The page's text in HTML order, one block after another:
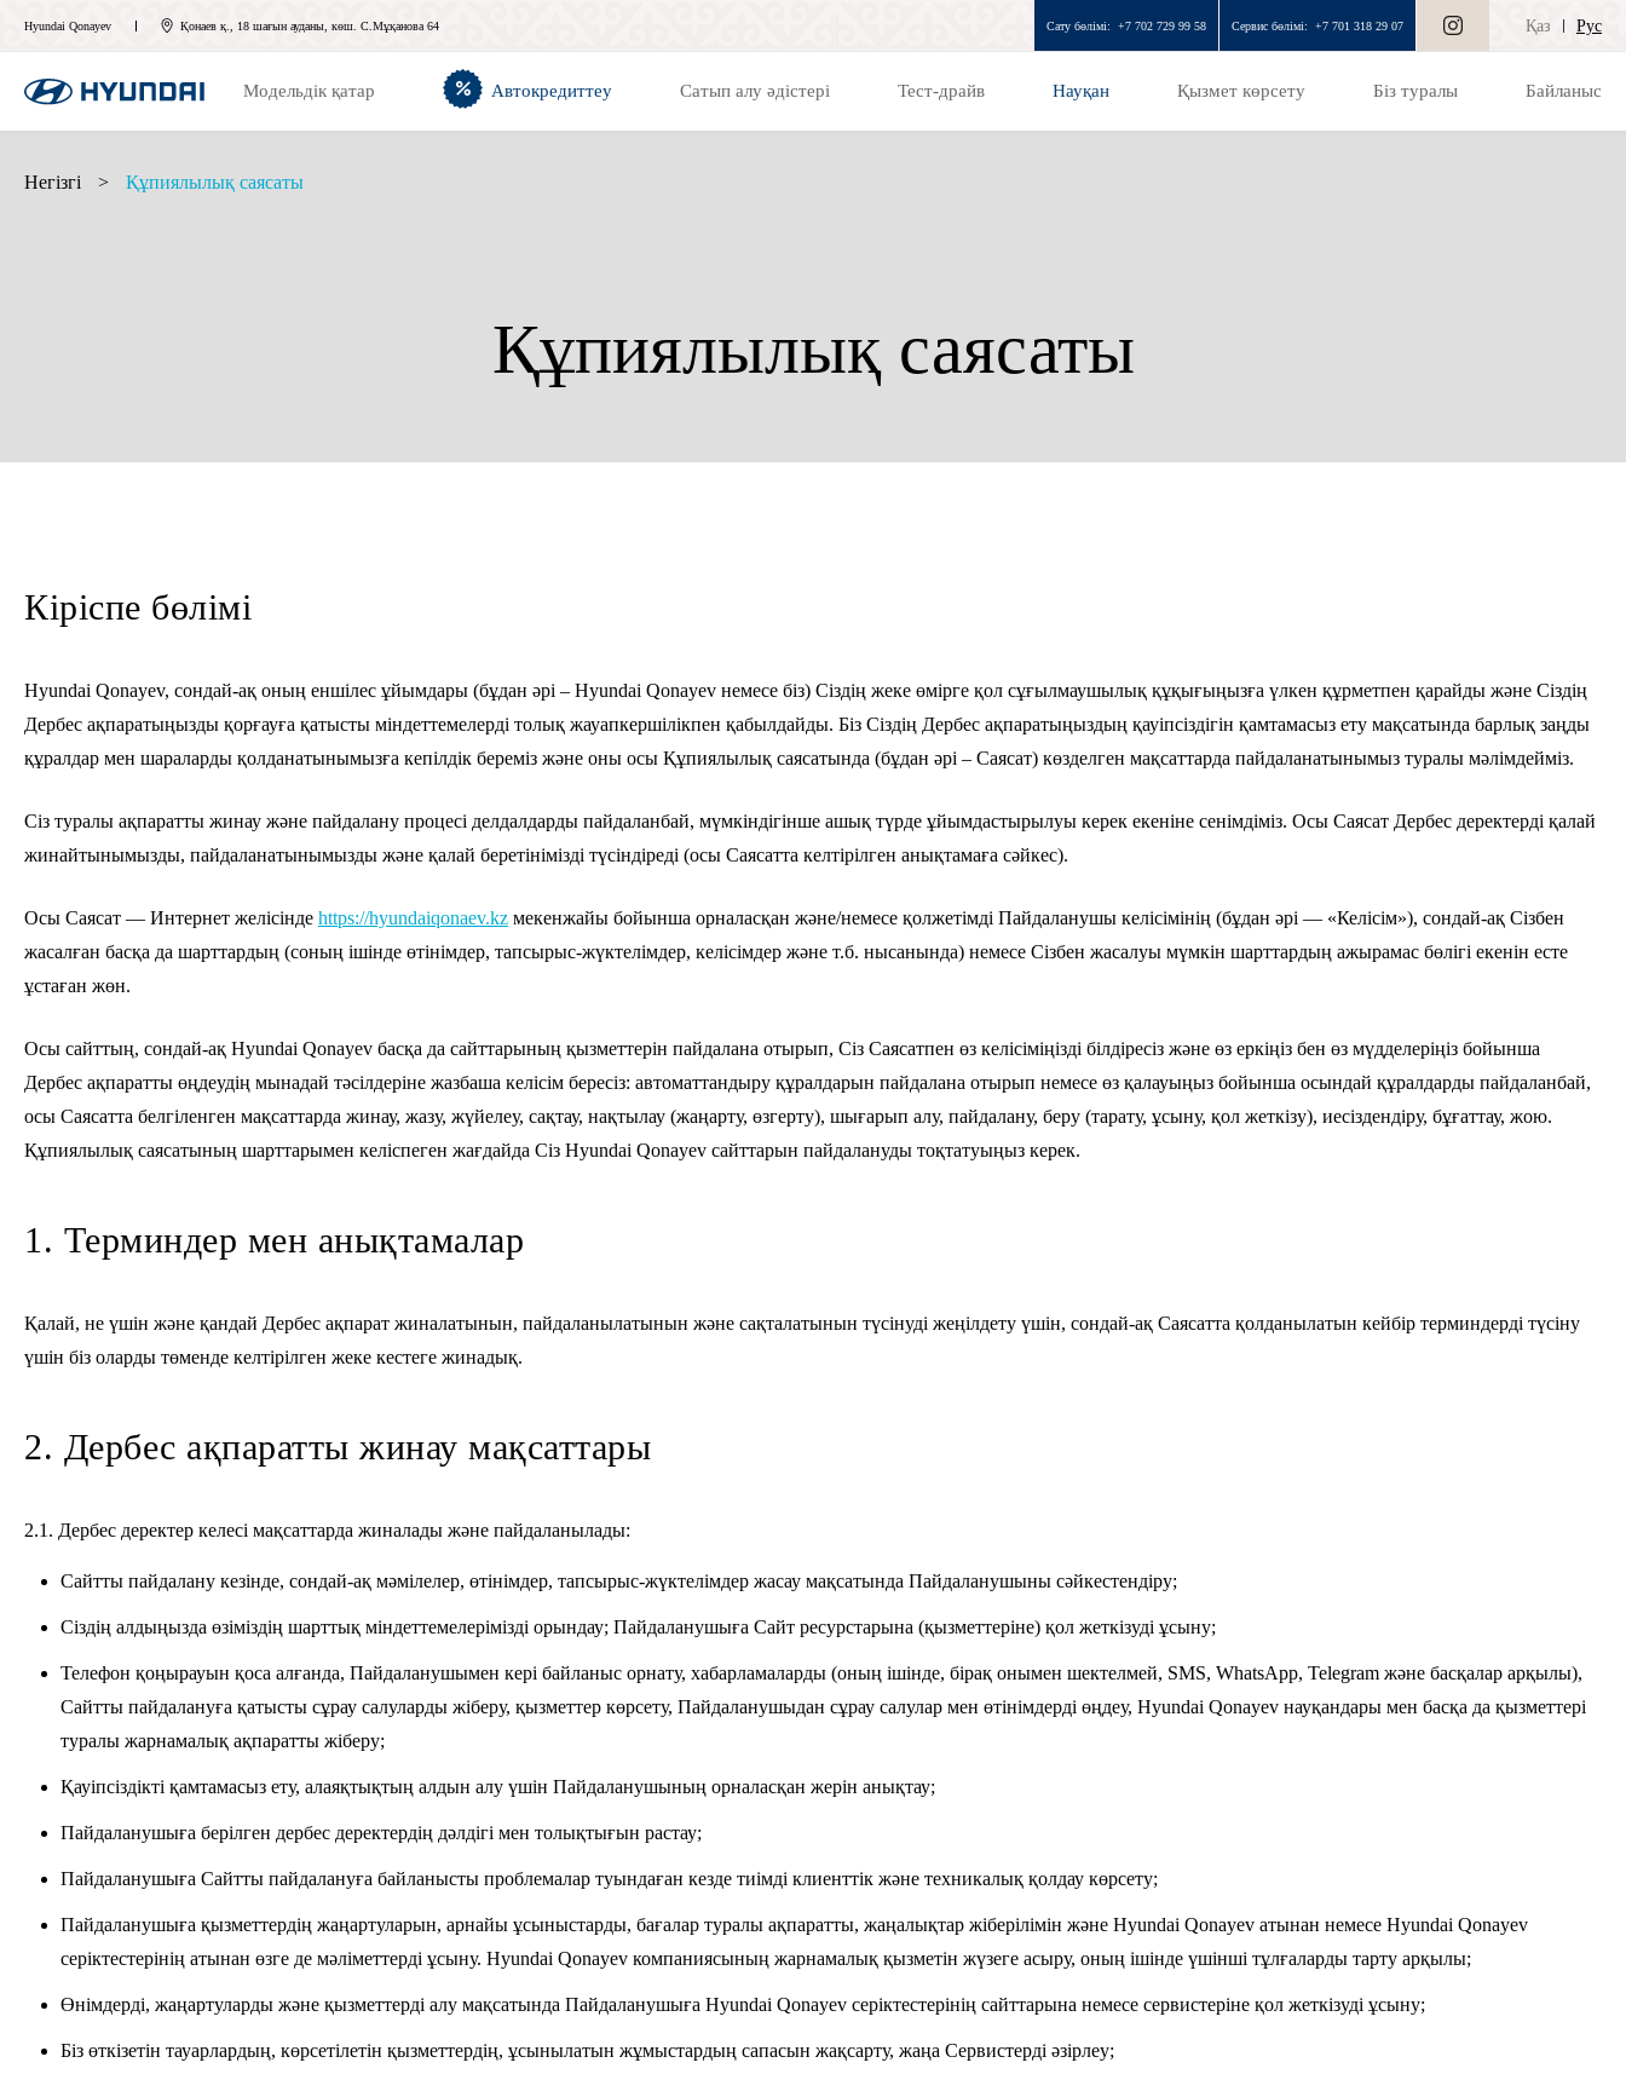
Hyundai Qonayev Қонаев қ., 18 шағын ауданы, көш. С.Мұқанова 64 Сату бөлімі: +7 702 729 99 58 Сервис бөлімі: +7 701 318 29 07 Қаз Рус
Модельдік қатар Автокредиттеу Сатып алу әдістері Тест-драйв Науқан Қызмет көрсету Біз туралы Байланыс
Негізгі > Құпиялылық саясаты
Құпиялылық саясаты
Кіріспе бөлімі
Hyundai Qonayev, сондай-ақ оның еншілес ұйымдары (бұдан әрі – Hyundai Qonayev немесе біз) Сіздің жеке өмірге қол сұғылмаушылық құқығыңызға үлкен құрметпен қарайды және Сіздің
Дербес ақпаратыңызды қорғауға қатысты міндеттемелерді толық жауапкершілікпен қабылдайды. Біз Сіздің Дербес ақпаратыңыздың қауіпсіздігін қамтамасыз ету мақсатында барлық заңды
құралдар мен шараларды қолданатынымызға кепілдік береміз және оны осы Құпиялылық саясатында (бұдан әрі – Саясат) көзделген мақсаттарда пайдаланатынымыз туралы мәлімдейміз.
Сіз туралы ақпаратты жинау және пайдалану процесі делдалдарды пайдаланбай, мүмкіндігінше ашық түрде ұйымдастырылуы керек екеніне сенімдіміз. Осы Саясат Дербес деректерді қалай
жинайтынымызды, пайдаланатынымызды және қалай беретінімізді түсіндіреді (осы Саясатта келтірілген анықтамаға сәйкес).
Осы Саясат — Интернет желісінде https://hyundaiqonaev.kz мекенжайы бойынша орналасқан және/немесе қолжетімді Пайдаланушы келісімінің (бұдан әрі — «Келісім»), сондай-ақ Сізбен
жасалған басқа да шарттардың (соның ішінде өтінімдер, тапсырыс-жүктелімдер, келісімдер және т.б. нысанында) немесе Сізбен жасалуы мүмкін шарттардың ажырамас бөлігі екенін есте
ұстаған жөн.
Осы сайттың, сондай-ақ Hyundai Qonayev басқа да сайттарының қызметтерін пайдалана отырып, Сіз Саясатпен өз келісіміңізді білдіресіз және өз еркіңіз бен өз мүдделеріңіз бойынша
Дербес ақпаратты өңдеудің мынадай тәсілдеріне жазбаша келісім бересіз: автоматтандыру құралдарын пайдалана отырып немесе өз қалауыңыз бойынша осындай құралдарды пайдаланбай,
осы Саясатта белгіленген мақсаттарда жинау, жазу, жүйелеу, сақтау, нақтылау (жаңарту, өзгерту), шығарып алу, пайдалану, беру (тарату, ұсыну, қол жеткізу), иесіздендіру, бұғаттау, жою.
Құпиялылық саясатының шарттарымен келіспеген жағдайда Сіз Hyundai Qonayev сайттарын пайдалануды тоқтатуыңыз керек.
1. Терминдер мен анықтамалар
Қалай, не үшін және қандай Дербес ақпарат жиналатынын, пайдаланылатынын және сақталатынын түсінуді жеңілдету үшін, сондай-ақ Саясатта қолданылатын кейбір терминдерді түсіну
үшін біз оларды төменде келтірілген жеке кестеге жинадық.
2. Дербес ақпаратты жинау мақсаттары
2.1. Дербес деректер келесі мақсаттарда жиналады және пайдаланылады:
Сайтты пайдалану кезінде, сондай-ақ мәмілелер, өтінімдер, тапсырыс-жүктелімдер жасау мақсатында Пайдаланушыны сәйкестендіру;
Сіздің алдыңызда өзіміздің шарттық міндеттемелерімізді орындау; Пайдаланушыға Сайт ресурстарына (қызметтеріне) қол жеткізуді ұсыну;
Телефон қоңырауын қоса алғанда, Пайдаланушымен кері байланыс орнату, хабарламаларды (оның ішінде, бірақ онымен шектелмей, SMS, WhatsApp, Telegram және басқалар арқылы),
Сайтты пайдалануға қатысты сұрау салуларды жіберу, қызметтер көрсету, Пайдаланушыдан сұрау салулар мен өтінімдерді өңдеу, Hyundai Qonayev науқандары мен басқа да қызметтері
туралы жарнамалық ақпаратты жіберу;
Қауіпсіздікті қамтамасыз ету, алаяқтықтың алдын алу үшін Пайдаланушының орналасқан жерін анықтау;
Пайдаланушыға берілген дербес деректердің дәлдігі мен толықтығын растау;
Пайдаланушыға Сайтты пайдалануға байланысты проблемалар туындаған кезде тиімді клиенттік және техникалық қолдау көрсету;
Пайдаланушыға қызметтердің жаңартуларын, арнайы ұсыныстарды, бағалар туралы ақпаратты, жаңалықтар жіберілімін және Hyundai Qonayev атынан немесе Hyundai Qonayev
серіктестерінің атынан өзге де мәліметтерді ұсыну. Hyundai Qonayev компаниясының жарнамалық қызметін жүзеге асыру, оның ішінде үшінші тұлғаларды тарту арқылы;
Өнімдерді, жаңартуларды және қызметтерді алу мақсатында Пайдаланушыға Hyundai Qonayev серіктестерінің сайттарына немесе сервистеріне қол жеткізуді ұсыну;
Біз өткізетін тауарлардың, көрсетілетін қызметтердің, ұсынылатын жұмыстардың сапасын жақсарту, жаңа Сервистерді әзірлеу;